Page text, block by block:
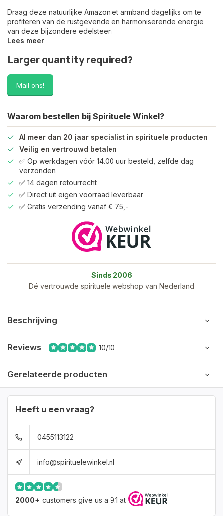
Draag deze natuurlijke Amazoniet armband dagelijks om te
profiteren van de rustgevende en harmoniserende energie
van deze bijzondere edelsteen
Lees meer
Larger quantity required?
Mail ons!
Waarom bestellen bij Spirituele Winkel?
Al meer dan 20 jaar specialist in spirituele producten
Veilig en vertrouwd betalen
✅ Op werkdagen vóór 14.00 uur besteld, zelfde dag
verzonden
✅ 14 dagen retourrecht
✅ Direct uit eigen voorraad leverbaar
✅ Gratis verzending vanaf € 75,-
Sinds 2006
Dé vertrouwde spirituele webshop van Nederland
Beschrijving
Reviews 10/10
Gerelateerde producten
Heeft u een vraag?
0455113122
info@spirituelewinkel.nl
2000+ customers give us a 9.1 at